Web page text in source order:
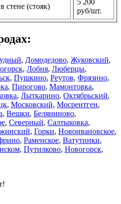
стене (стояк)
5 200
руб/шт.
, Домодедово, Жуковский,
, Лобня, Люберцы,
, Пушкино, Реутов, Фрязино,
, Пирогово, Мамонтовка,
, Лыткарино, Октябрьский,
, Московский, Мосрентген,
, Вешки, Беляниново,
, Северный, Салтыковка,
, Горки, Новоивановское,
, Раменское, Ватутинки,
, Путилково, Новогорск,